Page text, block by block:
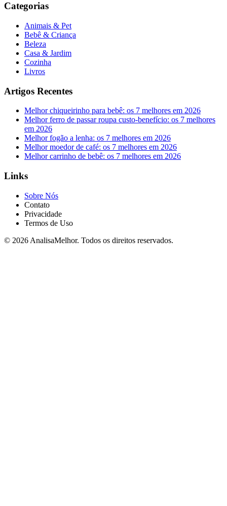
Categorias
Animais & Pet
Bebê & Criança
Beleza
Casa & Jardim
Cozinha
Livros
Artigos Recentes
Melhor chiqueirinho para bebê: os 7 melhores em 2026
Melhor ferro de passar roupa custo-benefício: os 7 melhores
em 2026
Melhor fogão a lenha: os 7 melhores em 2026
Melhor moedor de café: os 7 melhores em 2026
Melhor carrinho de bebê: os 7 melhores em 2026
Links
Sobre Nós
Contato
Privacidade
Termos de Uso
© 2026 AnalisaMelhor. Todos os direitos reservados.